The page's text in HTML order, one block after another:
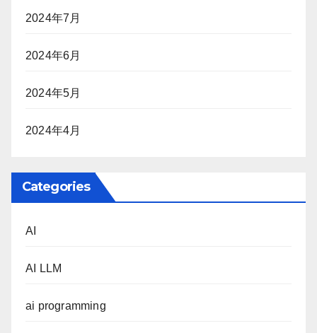
2024年7月
2024年6月
2024年5月
2024年4月
Categories
AI
AI LLM
ai programming